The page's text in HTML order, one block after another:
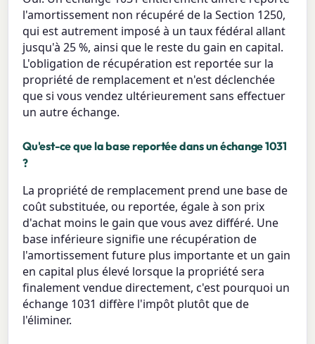
l'amortissement non récupéré de la Section 1250,
qui est autrement imposé à un taux fédéral allant
jusqu'à 25 %, ainsi que le reste du gain en capital.
L'obligation de récupération est reportée sur la
propriété de remplacement et n'est déclenchée
que si vous vendez ultérieurement sans effectuer
un autre échange.
Qu'est-ce que la base reportée dans un échange 1031
?
La propriété de remplacement prend une base de
coût substituée, ou reportée, égale à son prix
d'achat moins le gain que vous avez différé. Une
base inférieure signifie une récupération de
l'amortissement future plus importante et un gain
en capital plus élevé lorsque la propriété sera
finalement vendue directement, c'est pourquoi un
échange 1031 diffère l'impôt plutôt que de
l'éliminer.